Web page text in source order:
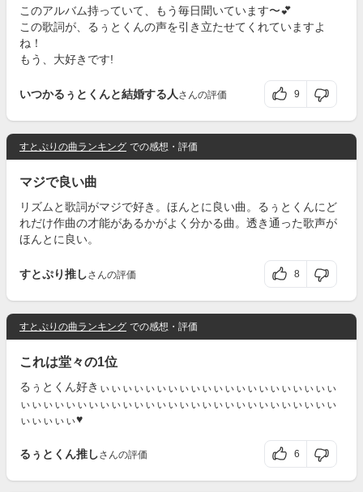
このアルバム持っていて、もう毎日聞いています〜💕
この歌詞が、るぅとくんの声を引き立たせてくれていますよ
ね！
もう、大好きです!
いつかるぅとくんと結婚する人 さんの評価 9
すとぷりの曲ランキング での感想・評価
マジで良い曲
リズムと歌詞がマジで好き。ほんとに良い曲。るぅとくんにど
れだけ作曲の才能があるかがよく分かる曲。透き通った歌声が
ほんとに良い。
すとぷり推しさんの評価 8
すとぷりの曲ランキング での感想・評価
これは堂々の1位
るぅとくん好きぃぃぃぃぃぃぃぃぃぃぃぃぃぃぃぃぃぃぃぃぃ
ぃぃぃぃぃぃぃぃぃぃぃぃぃぃぃぃぃぃぃぃぃぃぃぃぃぃぃぃ
ぃぃぃぃぃ♥️
るぅとくん推しさんの評価 6